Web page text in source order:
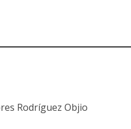
Rodríguez Objio